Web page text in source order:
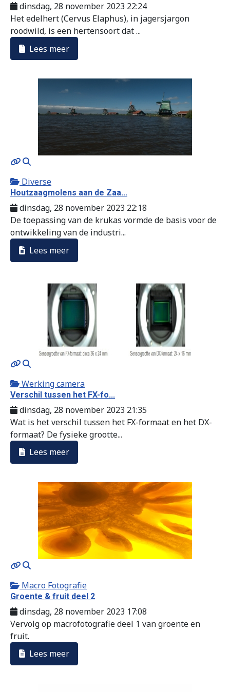
dinsdag, 28 november 2023 22:24
Het edelhert (Cervus Elaphus), in jagersjargon
roodwild, is een hertensoort dat ...
Lees meer
MOD_JTCS_VIEW_ARTICLE_LINK
Diverse
Houtzaagmolens aan de Zaa...
dinsdag, 28 november 2023 22:18
De toepassing van de krukas vormde de basis voor de
ontwikkeling van de industri...
Lees meer
MOD_JTCS_VIEW_ARTICLE_LINK
Werking camera
Verschil tussen het FX-fo...
dinsdag, 28 november 2023 21:35
Wat is het verschil tussen het FX-formaat en het DX-
formaat? De fysieke grootte...
Lees meer
MOD_JTCS_VIEW_ARTICLE_LINK
Macro Fotografie
Groente & fruit deel 2
dinsdag, 28 november 2023 17:08
Vervolg op macrofotografie deel 1 van groente en
fruit.
Lees meer